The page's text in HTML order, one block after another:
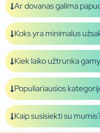
Ar dovanas galima
Koks yra minimalus
Kiek laiko užtrunka
Populiariausios
Kaip susisiekti su